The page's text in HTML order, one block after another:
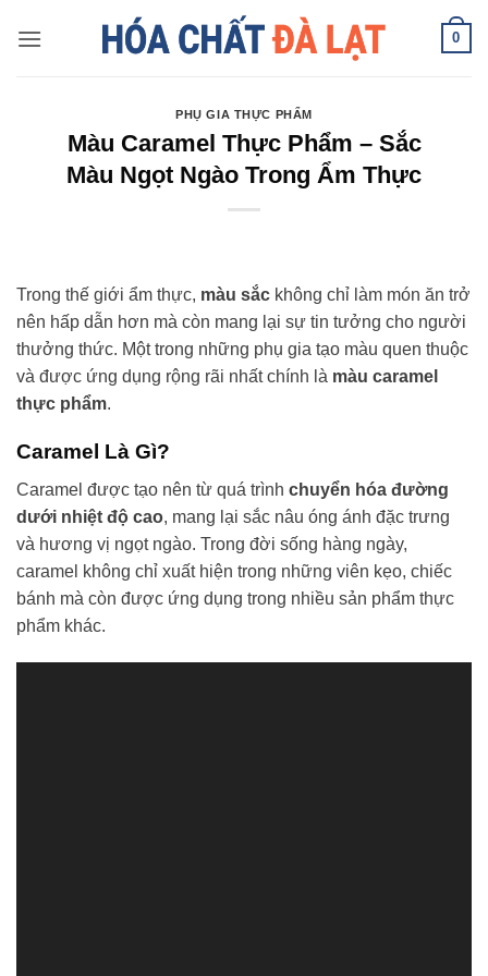
0
PHỤ GIA THỰC PHẨM
Màu Caramel Thực Phẩm – Sắc
Màu Ngọt Ngào Trong Ẩm Thực
Trong thế giới ẩm thực, màu sắc không chỉ làm món ăn trở
nên hấp dẫn hơn mà còn mang lại sự tin tưởng cho người
thưởng thức. Một trong những phụ gia tạo màu quen thuộc
và được ứng dụng rộng rãi nhất chính là màu caramel
thực phẩm.
Caramel Là Gì?
Caramel được tạo nên từ quá trình chuyển hóa đường
dưới nhiệt độ cao, mang lại sắc nâu óng ánh đặc trưng
và hương vị ngọt ngào. Trong đời sống hàng ngày,
caramel không chỉ xuất hiện trong những viên kẹo, chiếc
bánh mà còn được ứng dụng trong nhiều sản phẩm thực
phẩm khác.